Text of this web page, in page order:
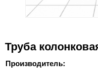
Труба
Производитель: